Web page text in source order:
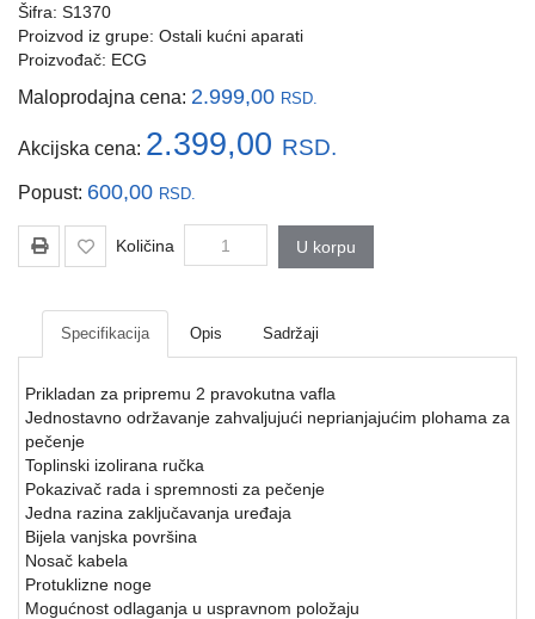
Gaming
oprema
Štampanje
skeniranje
Kablovi
adapteri
sigurnosna
UPS
oprema
baterije
Serveri
oprema
Šifra: S1370
Proizvod iz grupe: Ostali kućni aparati
Proizvođač: ECG
Maloprodajna cena: 2.999,00 RSD.
Akcijska cena: 2.399,00 RSD.
Popust: 600,00 RSD.
Količina U korpu
Specifikacija Opis Sadržaji
Prikladan za pripremu 2 pravokutna vafla
Jednostavno održavanje zahvaljujući neprianjajućim plohama za
pečenje
Toplinski izolirana ručka
Pokazivač rada i spremnosti za pečenje
Jedna razina zaključavanja uređaja
Bijela vanjska površina
Nosač kabela
Protuklizne noge
Mogućnost odlaganja u uspravnom položaju